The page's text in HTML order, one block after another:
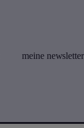
meine newsletter